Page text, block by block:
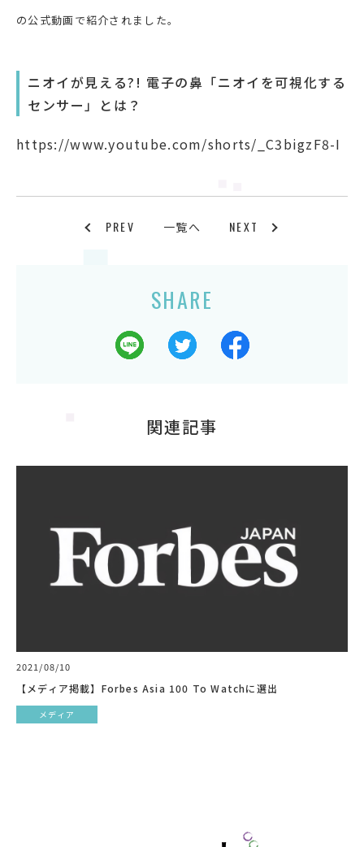
の公式動画で紹介されました。
ニオイが見える?! 電子の鼻「ニオイを可視化する
センサー」とは？
https://www.youtube.com/shorts/_C3bigzF8-I
PREV 一覧へ NEXT
SHARE
関連記事
2021/08/10
【メディア掲載】Forbes Asia 100 To Watchに選出
メディア